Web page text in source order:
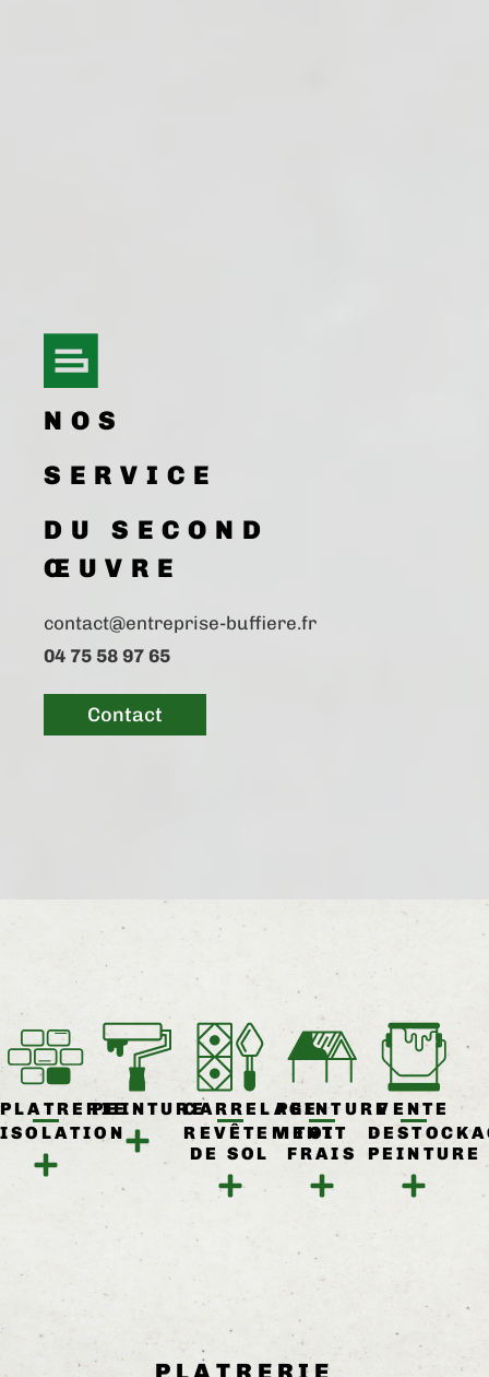
NOS
SERVICE
DU SECOND
ŒUVRE
contact@entreprise-buffiere.fr
04 75 58 97 65
Contact
PLATRERIE
ISOLATION
PEINTURECARRELAGE
REVÊTEMENT
DE SOL
VENTE
PEINTURE
PEINTURE
TOIT
FRAIS